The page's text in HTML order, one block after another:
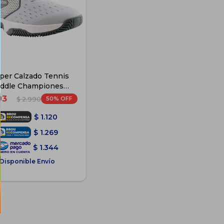
Calzado Tennis
Championes
- Gris/Blanco
$ 2.990 50
$ 1.120
$ 1.269
$ 1.344
Envío